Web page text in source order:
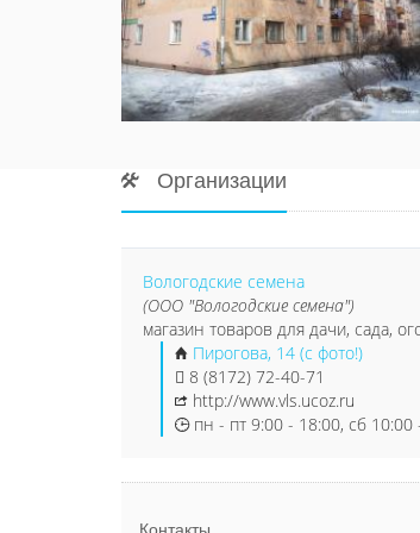
Организации
Вологодские семена
(ООО "Вологодские семена")
магазин товаров для дачи, сада,
Пирогова, 14 (с фото!)
8 (8172) 72-40-71
http://www.vls.ucoz.ru
пн - пт 9:00 - 18:00, сб 10:00